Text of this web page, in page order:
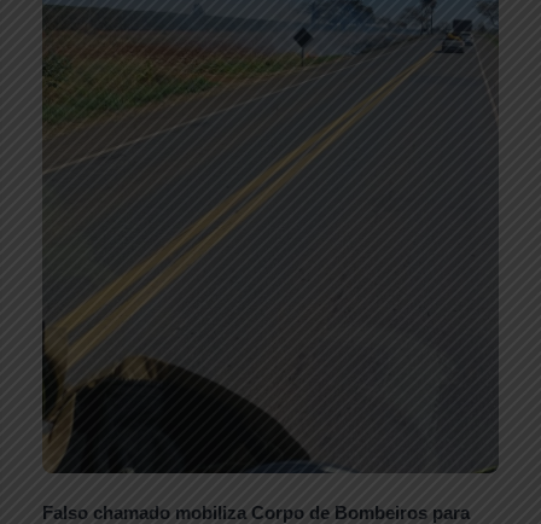
Falso chamado mobiliza Corpo de Bombeiros para